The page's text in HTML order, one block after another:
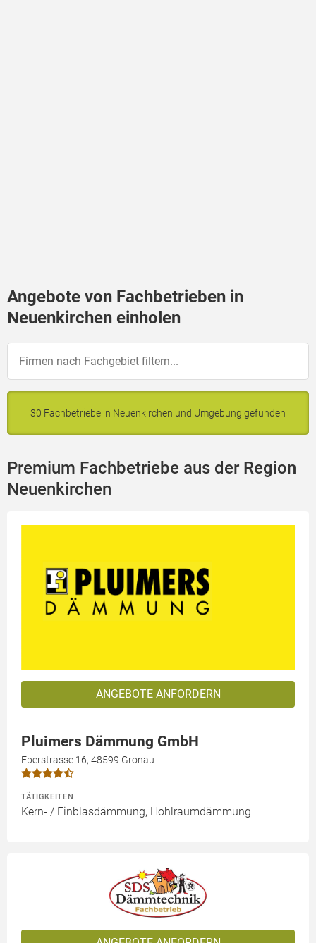
Angebote von Fachbetrieben in
Neuenkirchen einholen
30 Fachbetriebe in Neuenkirchen und Umgebung gefunden
Premium Fachbetriebe aus der Region
Neuenkirchen
ANGEBOTE ANFORDERN
Pluimers Dämmung GmbH
Eperstrasse 16, 48599 Gronau
TÄTIGKEITEN
Kern- / Einblasdämmung, Hohlraumdämmung